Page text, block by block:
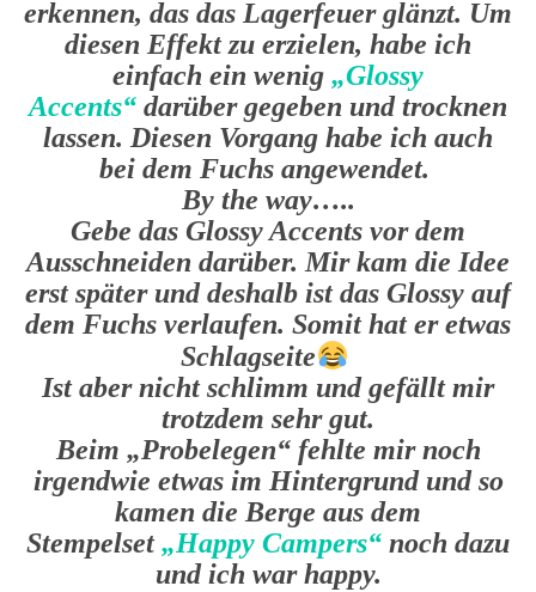
erkennen, das das Lagerfeuer glänzt. Um
diesen Effekt zu erzielen, habe ich
einfach ein wenig „Glossy
Accents“ darüber gegeben und trocknen
lassen. Diesen Vorgang habe ich auch
bei dem Fuchs angewendet.
By the way…..
Gebe das Glossy Accents vor dem
Ausschneiden darüber. Mir kam die Idee
erst später und deshalb ist das Glossy auf
dem Fuchs verlaufen. Somit hat er etwas
Schlagseite
Ist aber nicht schlimm und gefällt mir
trotzdem sehr gut.
Beim „Probelegen“ fehlte mir noch
irgendwie etwas im Hintergrund und so
kamen die Berge aus dem
Stempelset„Happy Campers“ noch dazu
und ich war happy.